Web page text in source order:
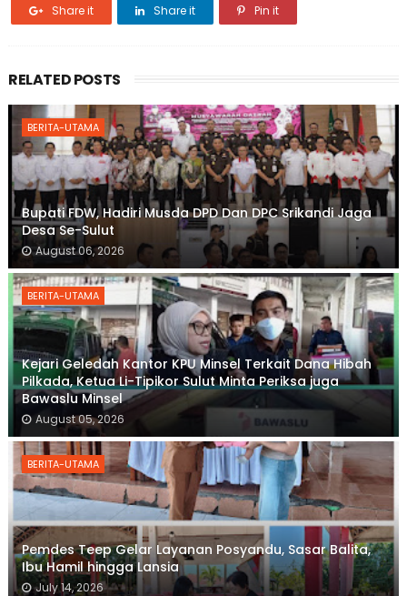
Share it Share it Pin it
RELATED POSTS
BERITA-UTAMA
Bupati FDW, Hadiri Musda DPD Dan DPC Srikandi Jaga
Desa Se-Sulut
August 06, 2026
BERITA-UTAMA
Kejari Geledah Kantor KPU Minsel Terkait Dana Hibah
Pilkada, Ketua Li-Tipikor Sulut Minta Periksa juga
Bawaslu Minsel
August 05, 2026
BERITA-UTAMA
Pemdes Teep Gelar Layanan Posyandu, Sasar Balita,
Ibu Hamil hingga Lansia
July 14, 2026